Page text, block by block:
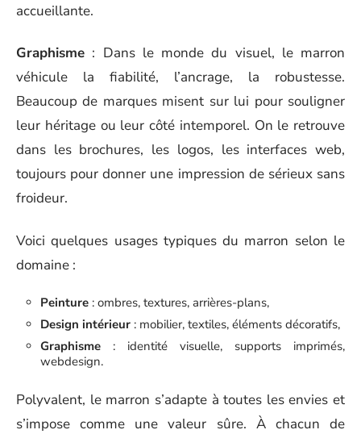
accueillante.
Graphisme : Dans le monde du visuel, le marron
véhicule la fiabilité, l’ancrage, la robustesse.
Beaucoup de marques misent sur lui pour souligner
leur héritage ou leur côté intemporel. On le retrouve
dans les brochures, les logos, les interfaces web,
toujours pour donner une impression de sérieux sans
froideur.
Voici quelques usages typiques du marron selon le
domaine :
Peinture : ombres, textures, arrières-plans,
Design intérieur : mobilier, textiles, éléments décoratifs,
Graphisme : identité visuelle, supports imprimés,
webdesign.
Polyvalent, le marron s’adapte à toutes les envies et
s’impose comme une valeur sûre. À chacun de